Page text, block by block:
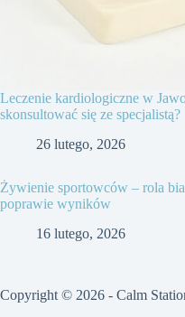
Leczenie kardiologiczne w
skonsultować się ze specjalistą?
26 lutego, 2026
Żywienie sportowców – rola
poprawie wyników
16 lutego, 2026
Copyright © 2026 - Calm